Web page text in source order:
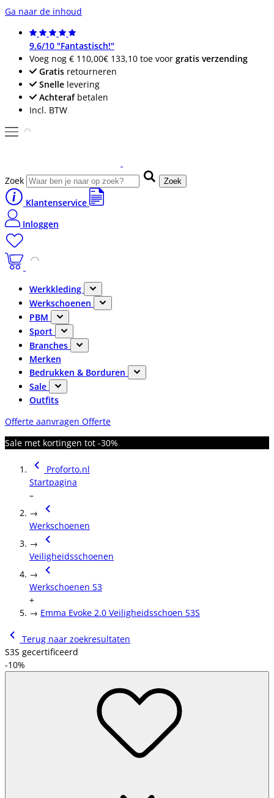
Ga naar de inhoud
9.6/10 "Fantastisch!"
Voeg nog € 110,00€ 133,10 toe voor gratis verzending
Gratis retourneren
Snelle levering
Achterafbetalen
Incl. BTW
Zoek Zoek
Klantenservice
Inloggen
Werkkleding
Werkschoenen
PBM
Sport
Branches
Merken
Bedrukken & Borduren
Sale
Outfits
Offerte aanvragen Offerte
Sale met kortingen tot -30%
Proforto.nl
Startpagina
–
→
Werkschoenen
→
Veiligheidsschoenen
→
Werkschoenen S3
+
→ Emma Evoke 2.0 Veiligheidsschoen S3S
Terug naar zoekresultaten
S3S gecertificeerd
-10%